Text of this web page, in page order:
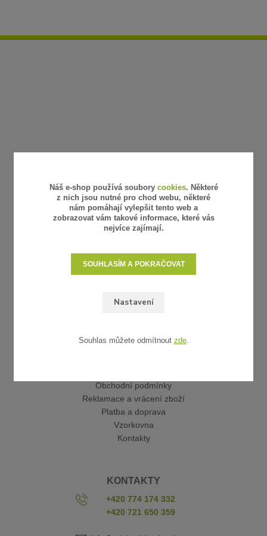
Obchodní podmínky
Reklamace a vrácení zboží
Platba a doprava
Vzorkovna
Kontakty
KONTAKTY
+420 774 174 332
+420 721 650 359
Náš e-shop používá soubory cookies. Některé
z nich jsou nutné pro chod webu, některé
nám pomáhají vylepšit tento web a
zobrazovat vám takové informace, které vás
nejvíce zajímají.
Nastavení
SOUHLASÍM A POKRAČOVAT
Souhlas můžete odmítnout zde.